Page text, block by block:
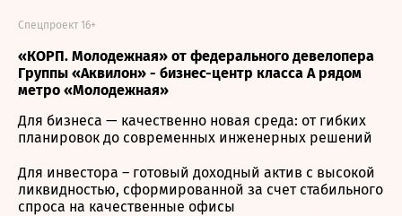
«КОРП. Молодежная» от федерального девелопера
Группы «Аквилон» - бизнес-центр класса А рядом
метро «Молодежная»
Спецпроект 16+
Для бизнеса — качественно новая среда: от гибких
планировок до современных инженерных решений
Для инвестора – готовый доходный актив с высокой
ликвидностью, сформированной за счет стабильного
спроса на качественные офисы